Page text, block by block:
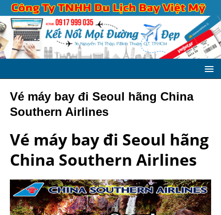
Vé máy bay đi Seoul hãng China
Southern Airlines
Vé máy bay đi Seoul hãng
China Southern Airlines